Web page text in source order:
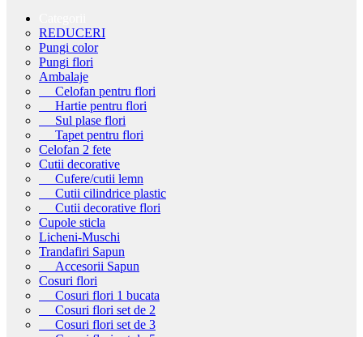
REDUCERI
Pungi color
Pungi flori
Ambalaje
Celofan pentru flori
Hartie pentru flori
Sul plase flori
Tapet pentru flori
Celofan 2 fete
Cutii decorative
Cufere/cutii lemn
Cutii cilindrice plastic
Cutii decorative flori
Cupole sticla
Licheni-Muschi
Trandafiri Sapun
Accesorii Sapun
Cosuri flori
Cosuri flori 1 bucata
Cosuri flori set de 2
Cosuri flori set de 3